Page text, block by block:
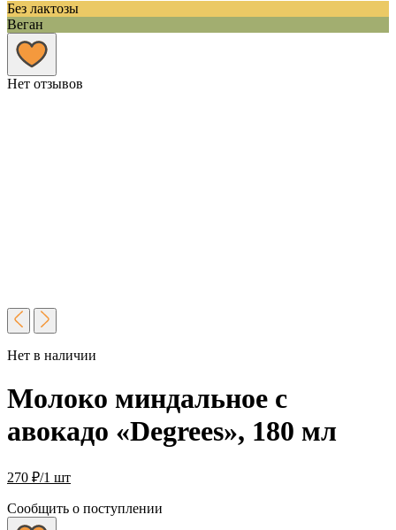
Без лактозы
Веган
Нет отзывов
Нет в наличии
Молоко миндальное с
авокадо «Degrees», 180 мл
270 ₽/1 шт
Сообщить о поступлении